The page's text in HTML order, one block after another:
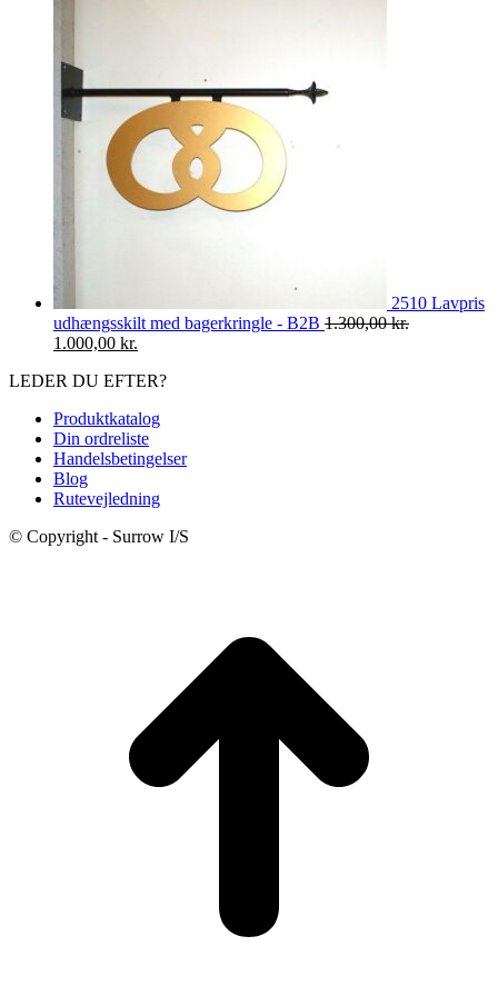
2510 Lavpris
udhængsskilt med bagerkringle - B2B 1.300,00kr.
Den
pris
1.300,00 kr..
1.000,00 kr.
pris
1.000,00 kr..
LEDER DU EFTER?
Produktkatalog
Din ordreliste
Handelsbetingelser
Blog
Rutevejledning
© Copyright - Surrow I/S